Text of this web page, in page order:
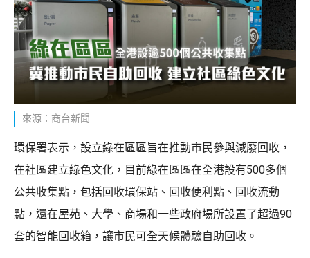
來源：商台新聞
環保署表示，設立綠在區區旨在推動市民參與減廢回收，
在社區建立綠色文化，目前綠在區區在全港設有500多個
公共收集點，包括回收環保站、回收便利點、回收流動
點，還在屋苑、大學、商場和一些政府場所設置了超過90
套的智能回收箱，讓市民可全天候體驗自助回收。